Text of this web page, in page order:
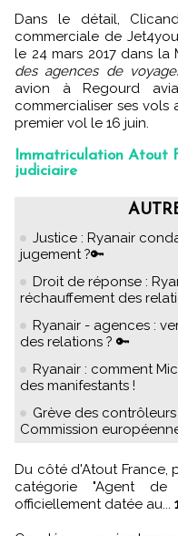
Dans le détail,
commerciale de
le 24 mars 2017 dans
des agences de
avion à Regourd
commercialiser ses vols
premier vol le 16 juin.
Immatriculation Atout
judiciaire
Justice : Ryanair
jugement ?🔑
Droit de réponse :
réchauffement des
Ryanair - agences :
des relations ? 🔑
Ryanair : comment
des manifestants !
Grève des
Commission
Du côté d'Atout France, pourtant, l'immatriculation dans la
catégorie "Agent
officiellement datée au...